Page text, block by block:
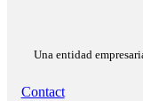
Una entidad
Contact